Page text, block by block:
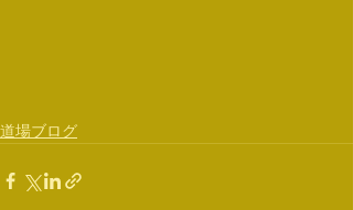
道場ブログ